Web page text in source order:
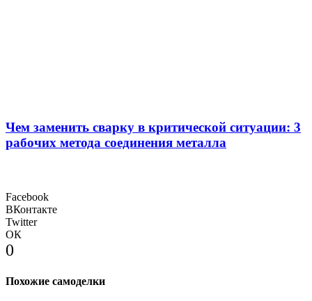
Чем заменить сварку в критической ситуации: 3
рабочих метода соединения металла
Facebook
ВКонтакте
Twitter
ОК
0
Похожие самоделки